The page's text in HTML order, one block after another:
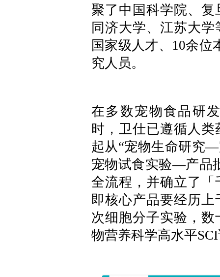
聚了中国科学院、
同济大学、江苏大
国家级人才、10余位
究人员。
在多数宠物食品研
时，卫仕已遵循人
起从“宠物生命研究
宠物试食实验—产品
全流程，并确立了
即核心产品要经历
次细胞分子实验，
物营养科学高水平